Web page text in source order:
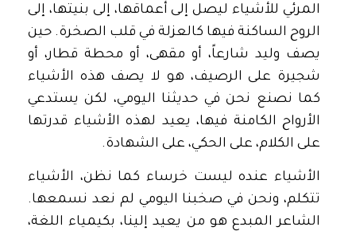
المرئي للأشياء ليصل إلى أعماقها، إلى بنيتها، إلى
الروح الساكنة فيها كالعزلة في قلب الصخرة. حين
يصف وليد شارعاً، أو مقهى، أو محطة قطار، أو
شجيرة على الرصيف، هو لا يصف هذه الأشياء
كما نصنع نحن في حديثنا اليومي، لكن يستدعي
الأرواح الكامنة فيها، يعيد لهذه الأشياء قدرتها
على الكلام، على الحكي، على الشهادة.
الأشياء عنده ليست خرساء كما نظن، الأشياء
تتكلم، ونحن في صخبنا اليومي لم نعد نسمعها.
الشاعر المبدع هو من يعيد إلينا، بكيمياء اللغة،